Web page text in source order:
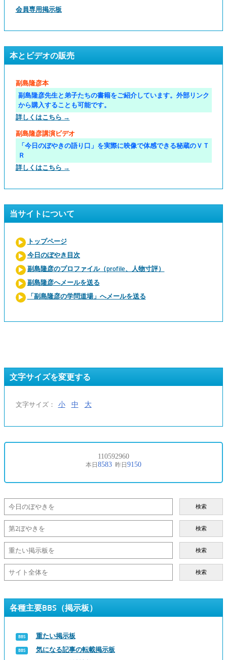
会員専用掲示板
本とビデオの販売
副島隆彦本
副島隆彦先生と弟子たちの書籍をご紹介しています。外部リンク
から購入することも可能です。
詳しくはこちら →
副島隆彦講演ビデオ
「今日のぼやきの語り口」を実際に映像で体感できる秘蔵のＶＴ
Ｒ
詳しくはこちら →
当サイトについて
トップページ
今日のぼやき目次
副島隆彦のプロファイル（profile、人物寸評）
副島隆彦へメールを送る
「副島隆彦の学問道場」へメールを送る
文字サイズを変更する
文字サイズ： 小 中 大
検索
検索
検索
検索
各種主要BBS（掲示板）
重たい掲示板
気になる記事の転載掲示板